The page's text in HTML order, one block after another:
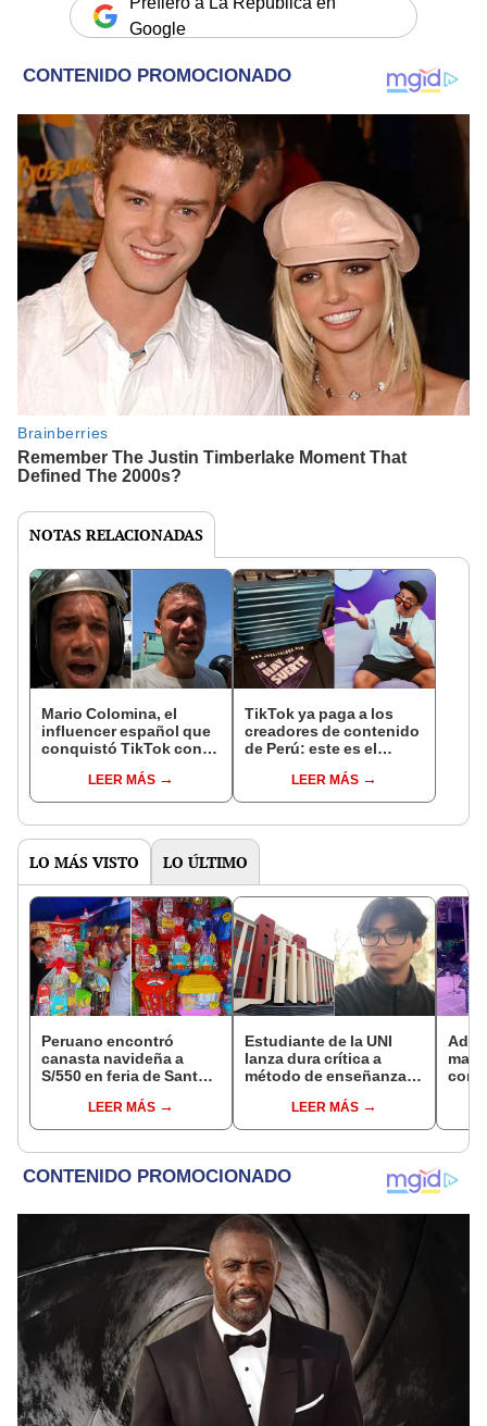
Google
NOTAS RELACIONADAS
Mario Colomina, el
influencer español que
conquistó TikTok con
"Mi amor nació por la
gastronomía"
LEER MÁS
TikTok ya paga a los
creadores de contenido
de Perú: este es el
llegar a cobrar por 1.000
vistas
LEER MÁS
LO MÁS VISTO LO ÚLTIMO
Peruano encontró
canasta navideña a
S/550 en feria de Santa
"Alcanza para 2 meses"
LEER MÁS
Estudiante de la UNI
lanza dura crítica a
método de enseñanza
“Solo ponen un pdf y lo
leen”
LEER MÁS